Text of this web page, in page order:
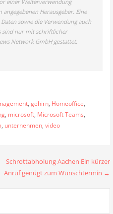
einer Weiterverwendung
Herausgeber. Eine
sowie die Verwendung auch
sind nur mit schriftlicher
Network GmbH gestattet.
, gehirn, Homeoffice,
, microsoft, Microsoft Teams,
, unternehmen, video
Schrottabholung Aachen Ein kürzer
Anruf genügt zum Wunschtermin →